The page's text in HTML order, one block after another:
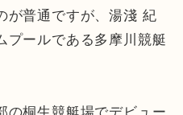
が普通ですが、湯淺 紀
プールである多摩川競艇
の桐生競艇場でデビュー